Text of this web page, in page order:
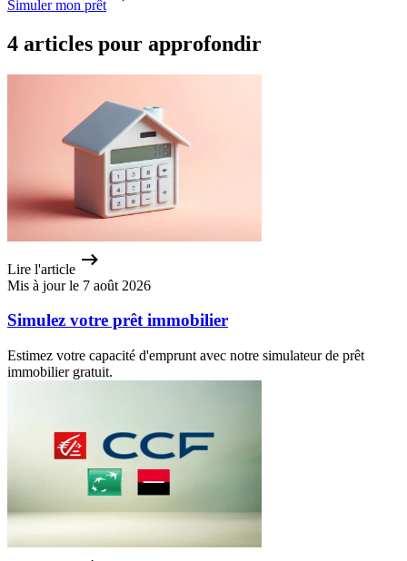
Simuler mon prêt
4 articles pour approfondir
Lire l'article
Mis à jour le 7 août 2026
Simulez votre prêt immobilier
Estimez votre capacité d'emprunt avec notre simulateur de prêt
immobilier gratuit.